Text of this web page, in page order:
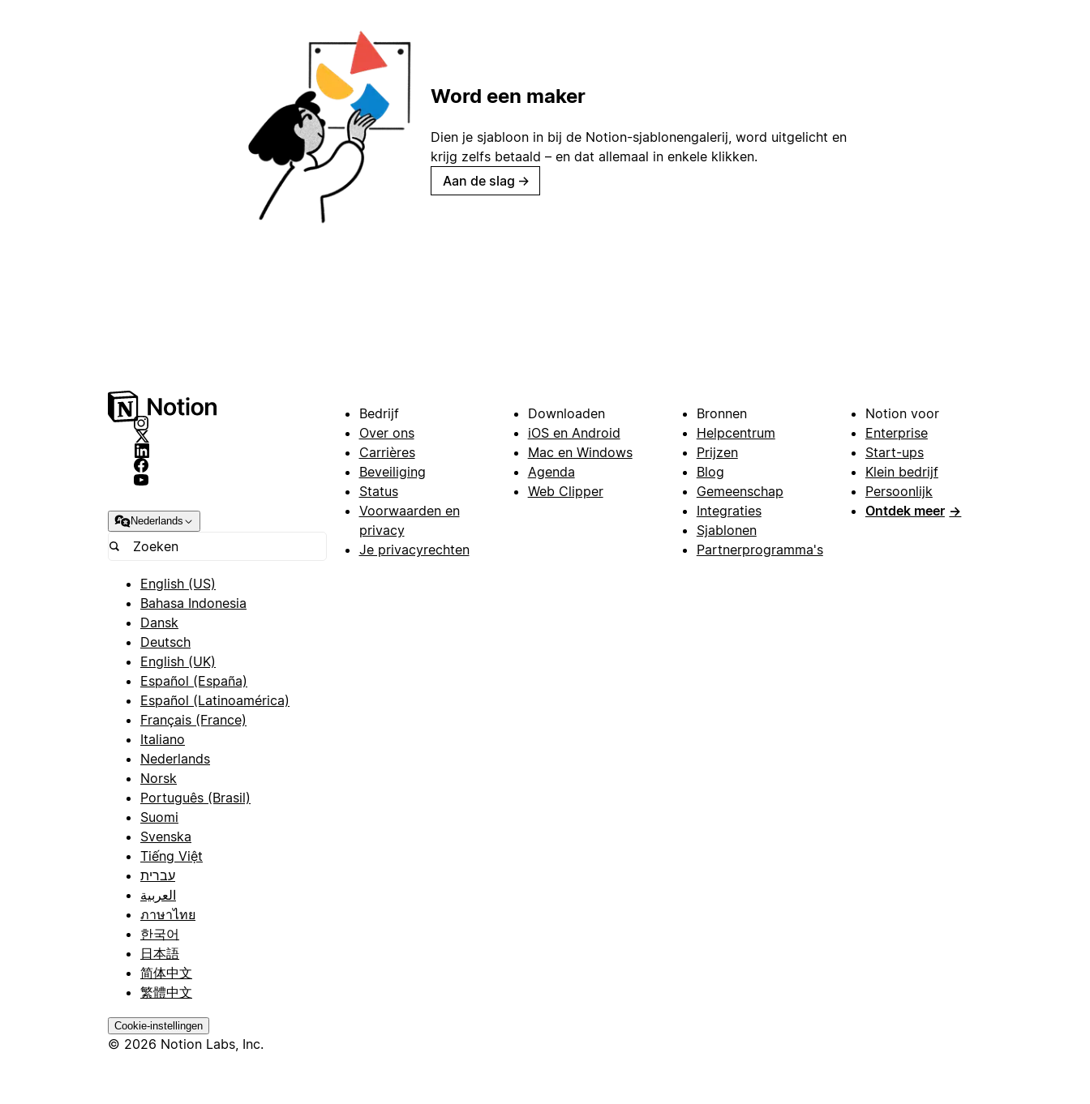
Word een maker
Dien je sjabloon in bij de Notion-sjablonengalerij, word uitgelicht en
krijg zelfs betaald – en dat allemaal in enkele klikken.
Aan de slag →
Nederlands
English (US)
Bahasa Indonesia
Dansk
Deutsch
English (UK)
Español (España)
Español (Latinoamérica)
Français (France)
Italiano
Nederlands
Norsk
Português (Brasil)
Suomi
Svenska
Tiếng Việt
עברית
العربية
ภาษาไทย
한국어
日本語
简体中文
繁體中文
Cookie-instellingen
© 2026 Notion Labs, Inc.
Bedrijf
Over ons
Carrières
Beveiliging
Status
Voorwaarden en
privacy
Je privacyrechten
Downloaden
iOS en Android
Mac en Windows
Agenda
Web Clipper
Bronnen
Helpcentrum
Prijzen
Blog
Gemeenschap
Integraties
Sjablonen
Partnerprogramma's
Notion voor
Enterprise
Start-ups
Klein bedrijf
Persoonlijk
Ontdek meer →